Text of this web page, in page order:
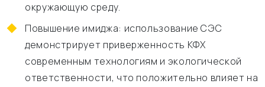
окружающую среду.
Повышение имиджа: использование СЭС
демонстрирует приверженность КФХ
современным технологиям и экологической
ответственности, что положительно влияет на